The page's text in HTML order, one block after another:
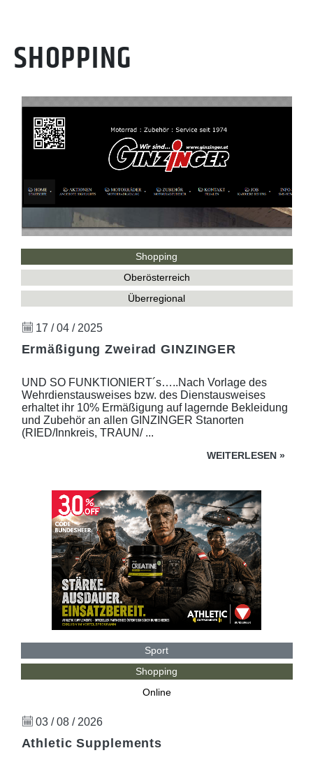
SHOPPING
Shopping
Oberösterreich
Überregional
17 / 04 / 2025
Ermäßigung Zweirad GINZINGER
UND SO FUNKTIONIERT´s…..Nach Vorlage des
Wehrdienstausweises bzw. des Dienstausweises
erhaltet ihr 10% Ermäßigung auf lagernde Bekleidung
und Zubehör an allen GINZINGER Stanorten
(RIED/Innkreis, TRAUN/ ...
WEITERLESEN »
Sport
Shopping
Online
03 / 08 / 2026
Athletic Supplements